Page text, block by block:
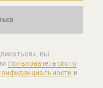
вы
Пользовательского
и